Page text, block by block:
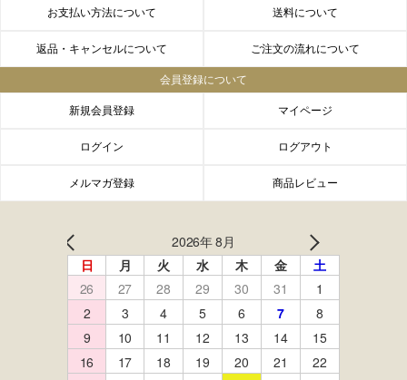
FACEBOOK twitter instagram LINE
お支払い方法について 送料について
返品・キャンセルについて ご注文の流れについて
会員登録について
新規会員登録 マイページ
ログイン ログアウト
メルマガ登録 商品レビュー